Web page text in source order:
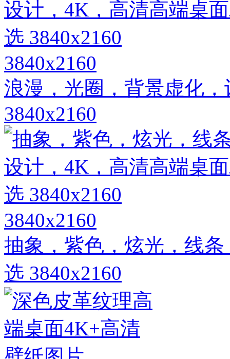
3840x2160
浪漫，光圈，背景虚化
3840x2160
3840x2160
抽象，紫色，炫光，线
选 3840x2160